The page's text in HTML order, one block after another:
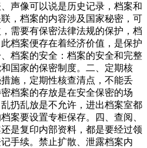
声像可以说是历史记录，档案和
，档案的内容涉及国家秘密，可
需要有保密法律法规的保护，档
档案便存在着经济价值，是保护
档案的安全：档案的安全和完整
国家的保密制度。二、定期核
施，定期性核查清点，不能丢
档案的存放是在安全保密的场
扔乱放是不允许，进出档案室都
案要设置专柜保存。四、查阅、
是复印内部资料，都是要经过领
手续。禁止扩散、泄露档案内